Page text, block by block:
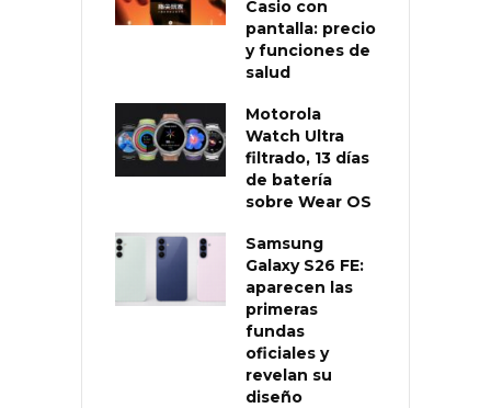
Casio con
pantalla: precio
y funciones de
salud
Motorola
Watch Ultra
filtrado, 13 días
de batería
sobre Wear OS
Samsung
Galaxy S26 FE:
aparecen las
primeras
fundas
oficiales y
revelan su
diseño